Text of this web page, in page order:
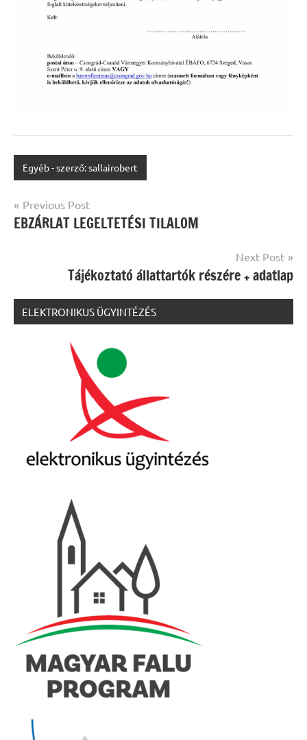
Egyéb - szerző: sallairobert
Bejegyzés
navigáció
Previous Post
EBZÁRLAT LEGELTETÉSI TILALOM
Next Post
Tájékoztató állattartók részére + adatlap
ELEKTRONIKUS ÜGYINTÉZÉS